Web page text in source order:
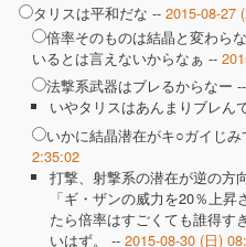
タリスは平和だな -- 2015-08-27
倍率そのものは結晶と変わら
いるとは言えないからなぁ --
法撃系武器はブレるからなー --
いやタリスはあんまりブレん
いかに結晶潜在がキ○ガイじ
2:35:02
打撃、射撃系の潜在が逆の方
「ギ・ザンの威力を20％上
たら倍率はすごくても誰得す
いはず。 -- 2015-08-30 (日)